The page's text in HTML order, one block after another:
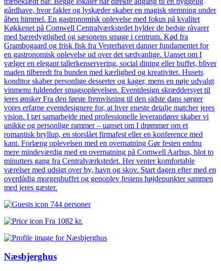
gårdhave, hvor fakler og lyskæder skaber en magisk stemning under
åben himmel. En gastronomisk oplevelse med fokus på kvalitet
Køkkenet på Comwell Centralværkstedet hylder de bedste råvarer
med bæredygtighed og sæsonens smage i centrum. Kød fra
Grambogaard og frisk fisk fra Vesterhavet danner fundamentet for
en gastronomisk oplevelse ud over det sædvanlige. Uanset om I
vælger en elegant tallerkenservering, social dining eller buffet, bliver
maden tilberedt fra bunden med kærlighed og kreativitet. Husets
konditor skaber personlige desserter og kager, mens en nøje udvalgt
vinmenu fuldender smagsoplevelsen. Eventdesign skræddersyet til
jeres ønsker Fra den første fremvisning til den sidste dans sørger
vores erfarne eventdesignere for, at hver eneste detalje matcher jeres
vision. I tæt samarbejde med professionelle leverandører skaber vi
unikke og personlige rammer – uanset om I drømmer om et
romantisk bryllup, en storslået firmafest eller en konference med
kant. Forlæng oplevelsen med en overnatning Gør festen endnu
mere mindeværdig med en overnatning på Comwell Aarhus, blot to
minutters gang fra Centralværkstedet. Her venter komfortable
værelser med udsigt over by, havn og skov. Start dagen efter med en
overdådig morgenbuffet og genoplev festens højdepunkter sammen
med jeres gæster.
744 personer
Fra 1082 kr.
Næsbjerghus